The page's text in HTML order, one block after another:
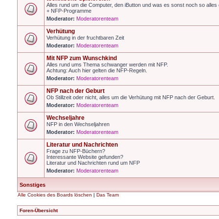
Alles rund um die Computer, den iButton und was es sonst noch so alles
+ NFP-Programme
Moderator: Moderatorenteam
Verhütung
Verhütung in der fruchtbaren Zeit
Moderator: Moderatorenteam
Mit NFP zum Wunschkind
Alles rund ums Thema schwanger werden mit NFP.
Achtung: Auch hier gelten die NFP-Regeln.
Moderator: Moderatorenteam
NFP nach der Geburt
Ob Stillzeit oder nicht, alles um die Verhütung mit NFP nach der Geburt.
Moderator: Moderatorenteam
Wechseljahre
NFP in den Wechseljahren
Moderator: Moderatorenteam
Literatur und Nachrichten
Frage zu NFP-Büchern?
Interessante Website gefunden?
Literatur und Nachrichten rund um NFP
Moderator: Moderatorenteam
Sonstiges
Alle Cookies des Boards löschen | Das Team
Foren-Übersicht